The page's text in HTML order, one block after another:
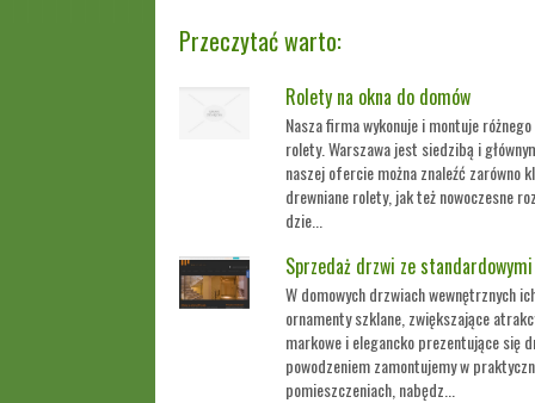
Przeczytać warto:
Rolety na okna do domów
Nasza firma wykonuje i montuje
rolety. Warszawa jest siedzibą i
naszej ofercie można znaleźć zarówno
drewniane rolety, jak też nowoczesne
dzie...
Sprzedaż drzwi ze
W domowych drzwiach wewnętrznych
ornamenty szklane, zwiększające
markowe i elegancko prezentujące się
powodzeniem zamontujemy w
pomieszczeniach, nabędz...